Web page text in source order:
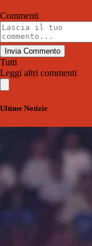
Commenti
Invia Commento
Tutti
Leggi altri commenti
Ultime Notizie